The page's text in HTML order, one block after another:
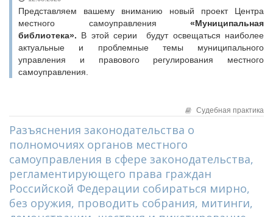
Конкурсы Совета
Семинары Совета
Издания Совета
Вопрос-ответ
ОКМО
НАСЕЛЕНИЕ И МСУ
ТОС
Лучшие практики ТОС
Исполнительная дирекция
Ревизионная комиссия
Палаты Совета
Комитеты Совета
Правление Совета
Полезные ссылки
Инвестиционные порталы муниципальных образований
Контактная информация
НОВОСТИ
СМИ о нас
МЕТОДИЧЕСКИЙ РАЗДЕЛ
Представляем вашему вниманию новый проект Центра
местного самоуправления «Муниципальная
библиотека». В этой серии будут освещаться наиболее
актуальные и проблемные темы муниципального
управления и правового регулирования местного
самоуправления.
Судебная практика
Разъяснения законодательства о
полномочиях органов местного
самоуправления в сфере законодательства,
регламентирующего права граждан
Российской Федерации собираться мирно,
без оружия, проводить собрания, митинги,